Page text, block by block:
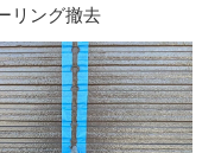
リング撤去